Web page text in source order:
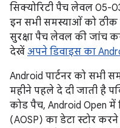
सिक्योरिटी पैच लेवल 05-
इन सभी समस्याओं को
सुरक्षा पैच लेवल की जांच
देखें अपने डिवाइस का
Android पार्टनर को
महीने पहले दे दी जाती है
कोड पैच, Android Open में
(AOSP) का डेटा स्टोर